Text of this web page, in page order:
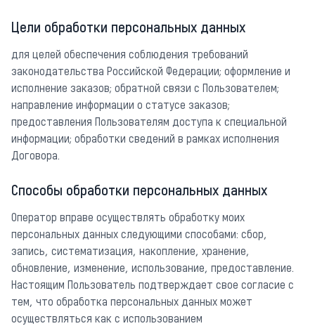
Цели обработки персональных данных
для целей обеспечения соблюдения требований
законодательства Российской Федерации; оформление и
исполнение заказов; обратной связи с Пользователем;
направление информации о статусе заказов;
предоставления Пользователям доступа к специальной
информации; обработки сведений в рамках исполнения
Договора.
Способы обработки персональных данных
Оператор вправе осуществлять обработку моих
персональных данных следующими способами: сбор,
запись, систематизация, накопление, хранение,
обновление, изменение, использование, предоставление.
Настоящим Пользователь подтверждает свое согласие с
тем, что обработка персональных данных может
осуществляться как с использованием